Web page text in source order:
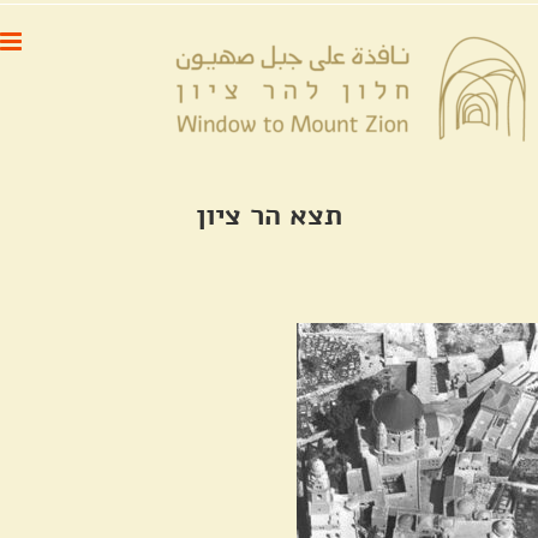
דלג
לתוכן
תצא הר ציון